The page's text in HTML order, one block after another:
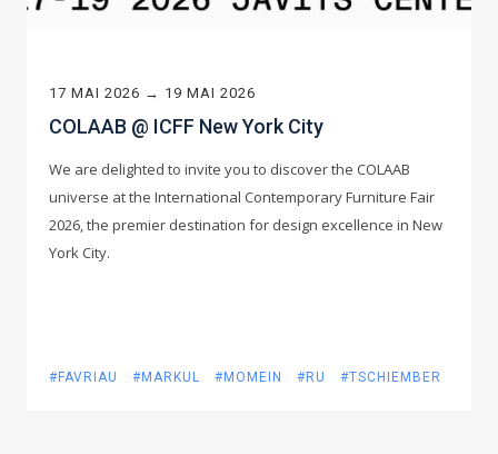
17 MAI 2026 → 19 MAI 2026
COLAAB @ ICFF New York City
We are delighted to invite you to discover the COLAAB
universe at the International Contemporary Furniture Fair
2026, the premier destination for design excellence in New
York City.
#FAVRIAU #MARKUL #MOMEIN #RU #TSCHIEMBER